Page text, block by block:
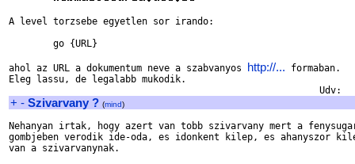
A level torzsebe egyetlen sor irando:
        go {URL}
ahol az URL a dokumentum neve a szabvanyos http://... formaban.
Eleg lassu, de legalabb mukodik.
+ - Szivarvany ? (mind)
Nehanyan irtak, hogy azert van tobb szivarvany mert a
gombjeben verodik ide-oda, es idonkent kilep, es ahanyszor
van a szivarvanynak.